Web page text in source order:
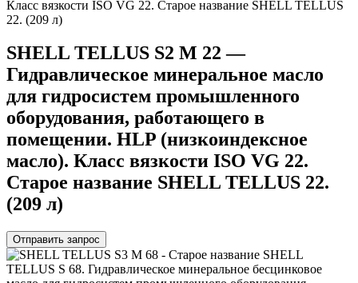
SHELL TELLUS S2 M 22 —
Гидравлическое минеральное масло
для гидросистем промышленного
оборудования, работающего в
помещении. HLP (низкоиндексное
масло). Класс вязкости ISO VG 22.
Старое название SHELL TELLUS 22.
(209 л)
Отправить запрос